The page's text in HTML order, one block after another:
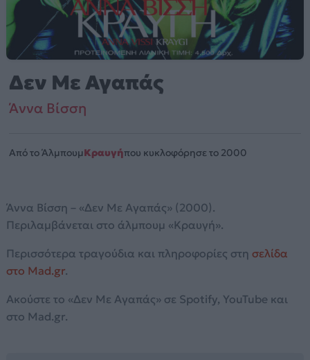
Δεν Με Αγαπάς
Άννα Βίσση
Από το ΆλμπουμΚραυγήπου κυκλοφόρησε το 2000
Άννα Βίσση – «Δεν Με Αγαπάς» (2000).
Περιλαμβάνεται στο άλμπουμ «Κραυγή».
Περισσότερα τραγούδια και πληροφορίες στη σελίδα
στο Mad.gr.
Ακούστε το «Δεν Με Αγαπάς» σε Spotify, YouTube και
στο Mad.gr.